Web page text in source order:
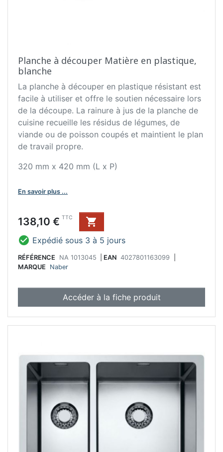
Planche à découper Matière en plastique,
blanche
La planche à découper en plastique résistant est
facile à utiliser et offre le soutien nécessaire lors
de la découpe. La rainure à jus de la planche de
cuisine recueille les résidus de légumes, de
viande ou de poisson coupés et maintient le plan
de travail propre.
320 mm x 420 mm (L x P)
En savoir plus ...
Prix
138,10 € TTC

 Expédié sous 3 à 5 jours
RÉFÉRENCE NA 1013045 EAN 4027801163099
MARQUE
Naber
Accéder à la fiche produit